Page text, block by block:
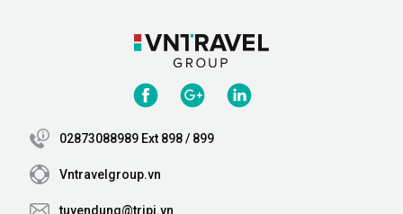
02873088989 Ext 898 / 899
Vntravelgroup.vn
tuyendung@tripi.vn